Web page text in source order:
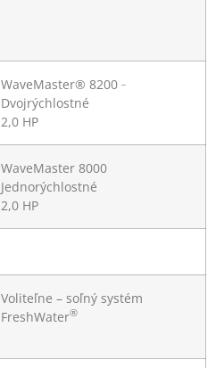
WaveMaster® 8200
Dvojrýchlostné
2,0 HP
WaveMaster 8000
Jednorýchlostné
2,0 HP
Voliteľne – soľný systém
FreshWater®